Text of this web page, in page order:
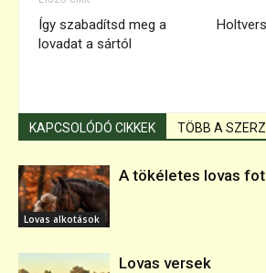
Így szabadítsd meg a
lovadat a sártól
KAPCSOLÓDÓ CIKKEK TÖBB A
Lovas alkotások
A tökéletes lovas
Lovas versek